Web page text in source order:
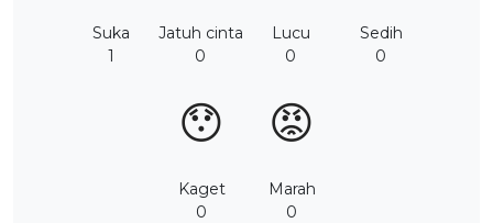
Suka
1
Jatuh cinta
0
Lucu
0
Sedih
0
😯
Kaget
0
😡
Marah
0